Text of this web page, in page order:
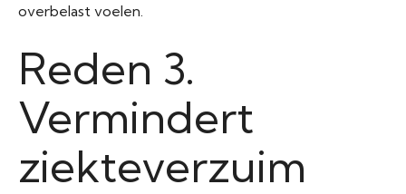
overbelast voelen.
Reden 3.
Vermindert
ziekteverzuim